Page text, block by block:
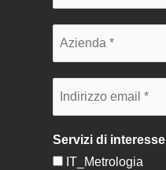
Servizi di interesse
IT_Metrologia